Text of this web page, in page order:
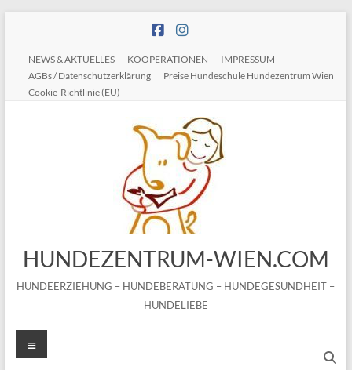
NEWS & AKTUELLES KOOPERATIONEN
IMPRESSUM
AGBs / Datenschutzerklärung
Preise Hundeschule Hundezentrum Wien
Cookie-Richtlinie (EU)
HUNDEZENTRUM-WIEN.COM
HUNDEERZIEHUNG – HUNDEBERATUNG – HUNDEGESUNDHEIT –
HUNDELIEBE
Menü